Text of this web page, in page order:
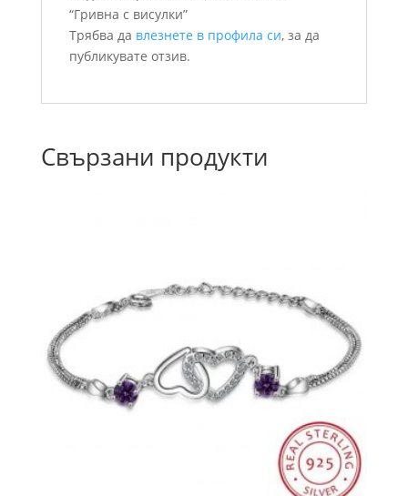
“Гривна с висулки”
Трябва да влезнете в профила си, за да
публикувате отзив.
Свързани продукти